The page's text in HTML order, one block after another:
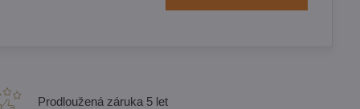
Prodloužená záruka 5 let